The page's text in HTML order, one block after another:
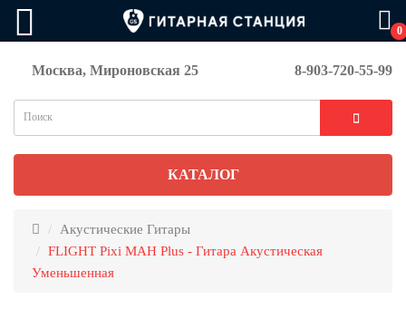
0
Москва, Мироновская 25 8-903-720-55-99
КАТАЛОГ
Акустические Гитары
FLIGHT Pixi MAH Plus - Гитара Акустическая
Уменьшенная